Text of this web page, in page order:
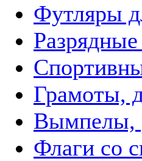
Футляры
Грамоты,
Вымпелы,
Флаги со